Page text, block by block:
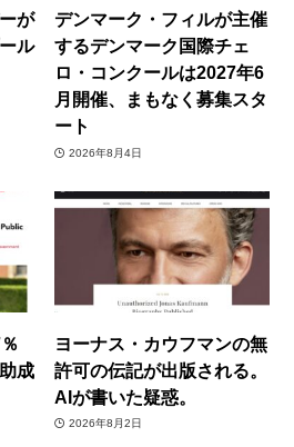
が
ル
デンマーク・フィルが主催
するデンマーク国際チェ
ロ・コンクールは2027年6
月開催、まもなく募集スタ
ート
2026年8月4日
成
ヨーナス・カウフマンの無
許可の伝記が出版される。
AIが書いた疑惑。
2026年8月2日